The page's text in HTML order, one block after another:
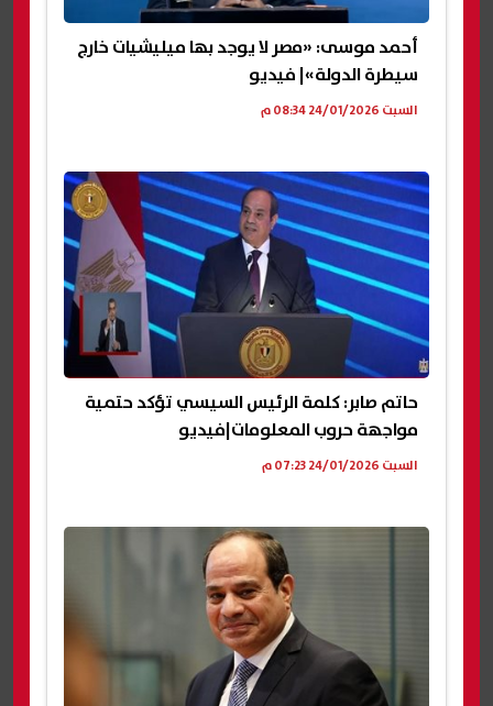
أحمد موسى: «مصر لا يوجد بها ميليشيات خارج
سيطرة الدولة»| فيديو
السبت 24/01/2026 08:34 م
حاتم صابر: كلمة الرئيس السيسي تؤكد حتمية
مواجهة حروب المعلومات|فيديو
السبت 24/01/2026 07:23 م